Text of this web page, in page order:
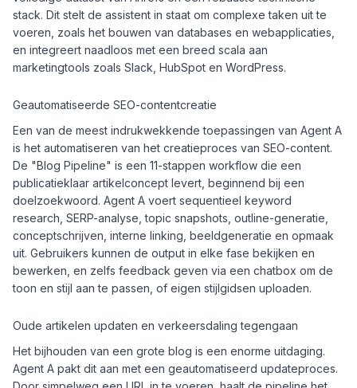
stack. Dit stelt de assistent in staat om complexe taken uit te
voeren, zoals het bouwen van databases en webapplicaties,
en integreert naadloos met een breed scala aan
marketingtools zoals Slack, HubSpot en WordPress.
Geautomatiseerde SEO-contentcreatie
Een van de meest indrukwekkende toepassingen van Agent A
is het automatiseren van het creatieproces van SEO-content.
De "Blog Pipeline" is een 11-stappen workflow die een
publicatieklaar artikelconcept levert, beginnend bij een
doelzoekwoord. Agent A voert sequentieel keyword
research, SERP-analyse, topic snapshots, outline-generatie,
conceptschrijven, interne linking, beeldgeneratie en opmaak
uit. Gebruikers kunnen de output in elke fase bekijken en
bewerken, en zelfs feedback geven via een chatbox om de
toon en stijl aan te passen, of eigen stijlgidsen uploaden.
Oude artikelen updaten en verkeersdaling tegengaan
Het bijhouden van een grote blog is een enorme uitdaging.
Agent A pakt dit aan met een geautomatiseerd updateproces.